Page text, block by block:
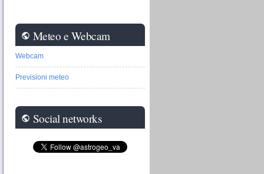
public Meteo e Webcam
Webcam
Previsioni meteo
public Social networks